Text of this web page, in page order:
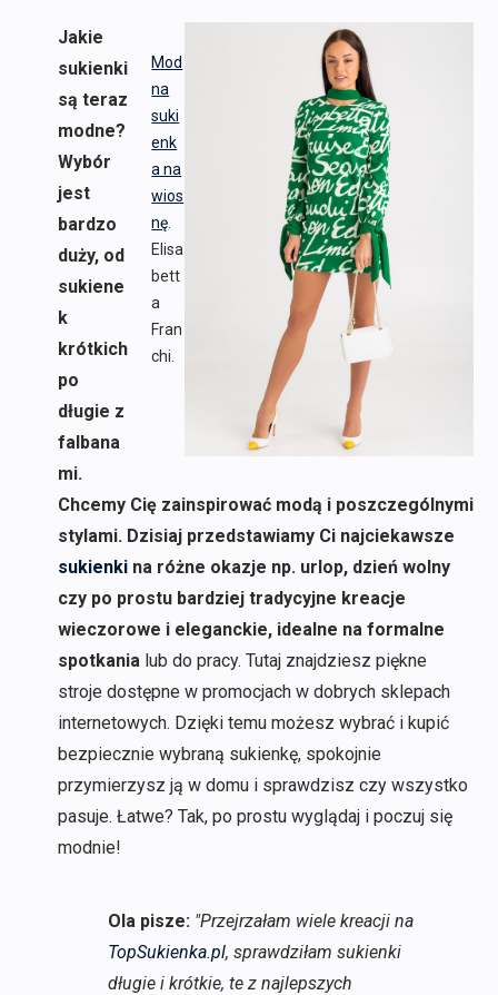
Mod
na
suki
enk
a na
wios
nę
Elisa
bett
a
Fran
chi.
Jakie
sukienki
są teraz
modne?
Wybór
jest
bardzo
duży, od
sukiene
k
krótkich
po
długie z
falbana
mi.
Chcemy Cię zainspirować modą i poszczególnymi
stylami. Dzisiaj przedstawiamy Ci najciekawsze
sukienkina różne okazje np. urlop, dzień wolny
czy po prostu bardziej tradycyjne kreacje
wieczorowe i eleganckie, idealne na formalne
spotkania lub do pracy. Tutaj znajdziesz piękne
stroje dostępne w promocjach w dobrych sklepach
internetowych. Dzięki temu możesz wybrać i kupić
bezpiecznie wybraną sukienkę, spokojnie
przymierzysz ją w domu i sprawdzisz czy wszystko
pasuje. Łatwe? Tak, po prostu wyglądaj i poczuj się
modnie!
Ola pisze: "Przejrzałam wiele kreacji na
TopSukienka.pl, sprawdziłam sukienki
długie i krótkie, te z najlepszych